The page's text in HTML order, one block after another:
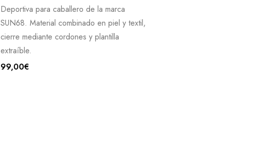
Deportiva para caballero de la marca
SUN68. Material combinado en piel y textil,
cierre mediante cordones y plantilla
extraíble.
99,00€